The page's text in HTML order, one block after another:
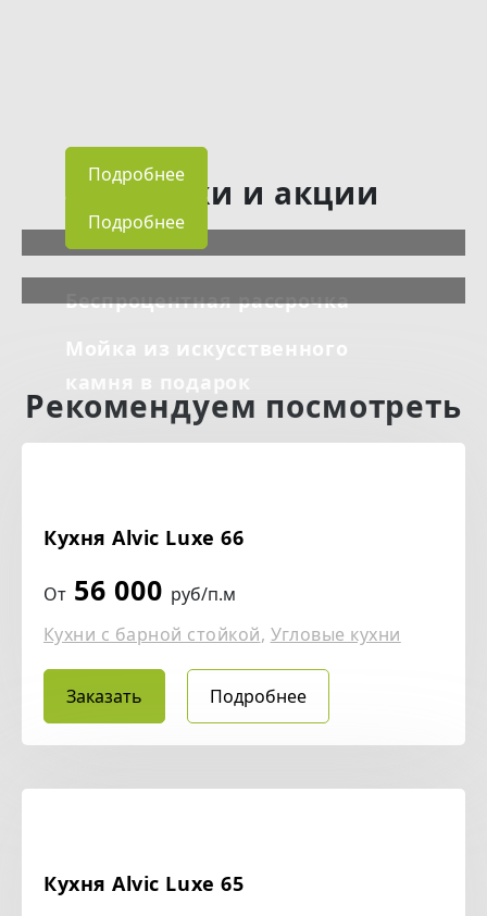
Скидки и акции
Беспроцентная рассрочка
Подробнее
Мойка из искусственного
камня в подарок
Подробнее
Рекомендуем посмотреть
Кухня Alvic Luxe 66
От 56 000 руб/п.м
Кухни с барной стойкой, Угловые кухни
Заказать Подробнее
Кухня Alvic Luxe 65